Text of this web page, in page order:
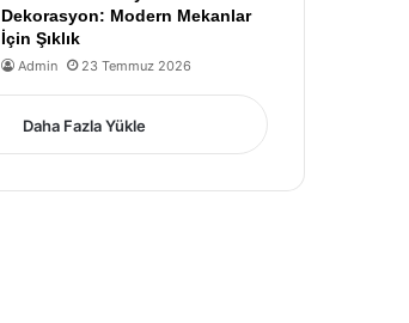
Dekorasyon: Modern Mekanlar
İçin Şıklık
Admin 23 Temmuz 2026
Daha Fazla Yükle